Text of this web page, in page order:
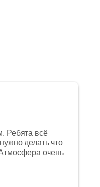
Ребята всё
делать,что
очень
и